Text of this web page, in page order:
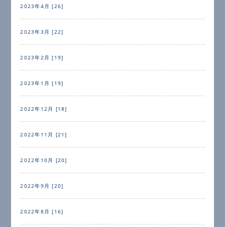
2023年4月 [26]
2023年3月 [22]
2023年2月 [19]
2023年1月 [19]
2022年12月 [18]
2022年11月 [21]
2022年10月 [20]
2022年9月 [20]
2022年8月 [16]